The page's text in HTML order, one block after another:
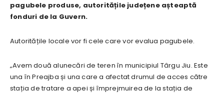
pagubele produse, autoritățile județene așteaptă
fonduri de la Guvern.
Autoritățile locale vor fi cele care vor evalua pagubele.
„Avem două alunecări de teren în municipiul Târgu Jiu. Este
una în Preajba și una care a afectat drumul de acces către
stația de tratare a apei și împrejmuirea de la stația de